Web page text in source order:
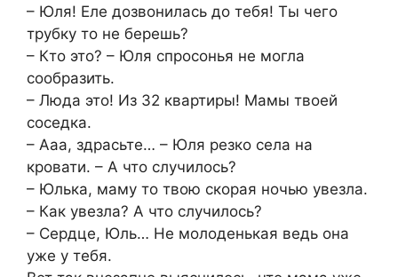
– Юля! Еле дозвонилась до тебя! Ты чего
трубку то не берешь?
– Кто это? – Юля спросонья не могла
сообразить.
– Люда это! Из 32 квартиры! Мамы твоей
соседка.
– Ааа, здрасьте… – Юля резко села на
кровати. – А что случилось?
– Юлька, маму то твою скорая ночью увезла.
– Как увезла? А что случилось?
– Сердце, Юль… Не молоденькая ведь она
уже у тебя.